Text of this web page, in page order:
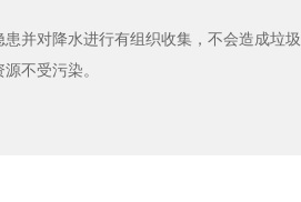
并对降水进行有组织收集，不会造成垃圾
不受污染。